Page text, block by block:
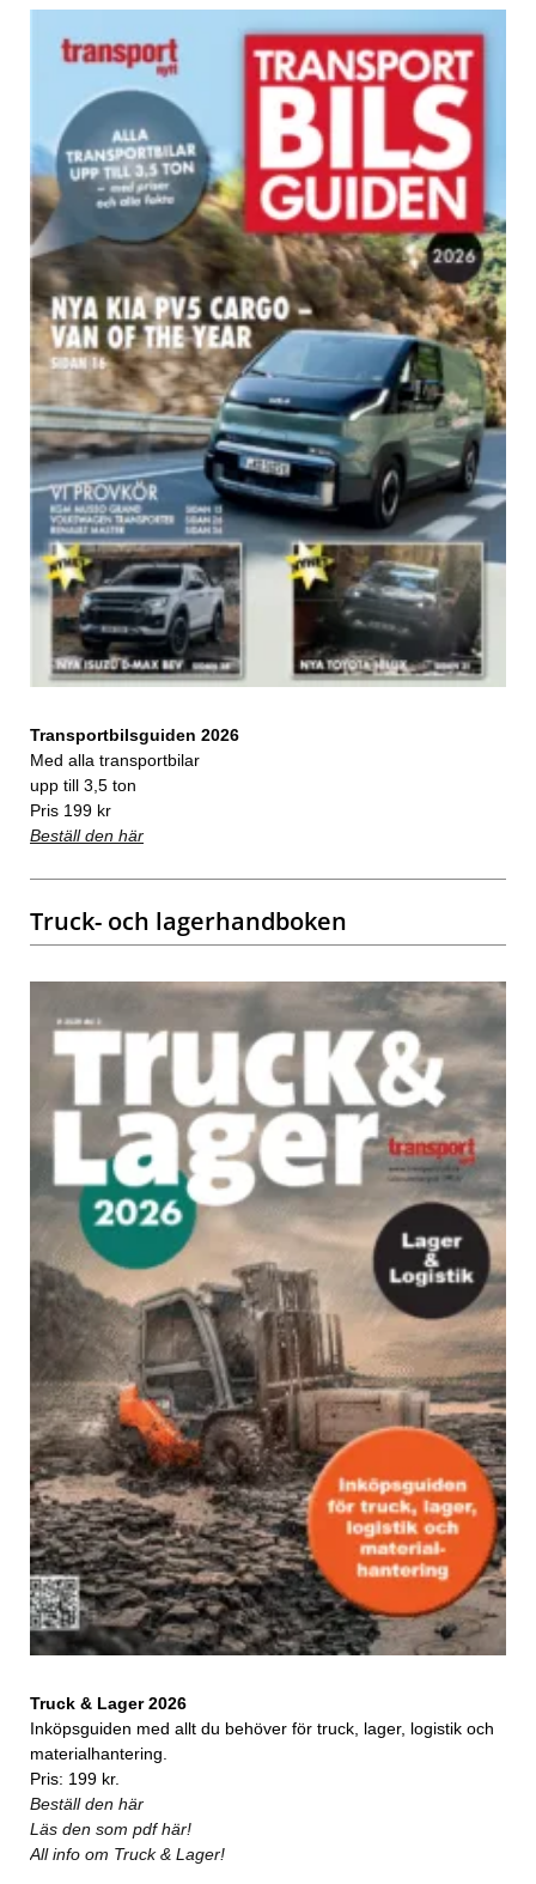
Transportbilsguiden 2026
Med alla transportbilar
upp till 3,5 ton
Pris 199 kr
Beställ den här
Truck- och lagerhandboken
Truck & Lager 2026
Inköpsguiden med allt du behöver för truck, lager, logistik och
materialhantering.
Pris: 199 kr.
Beställ den här
Läs den som pdf här!
All info om Truck & Lager!